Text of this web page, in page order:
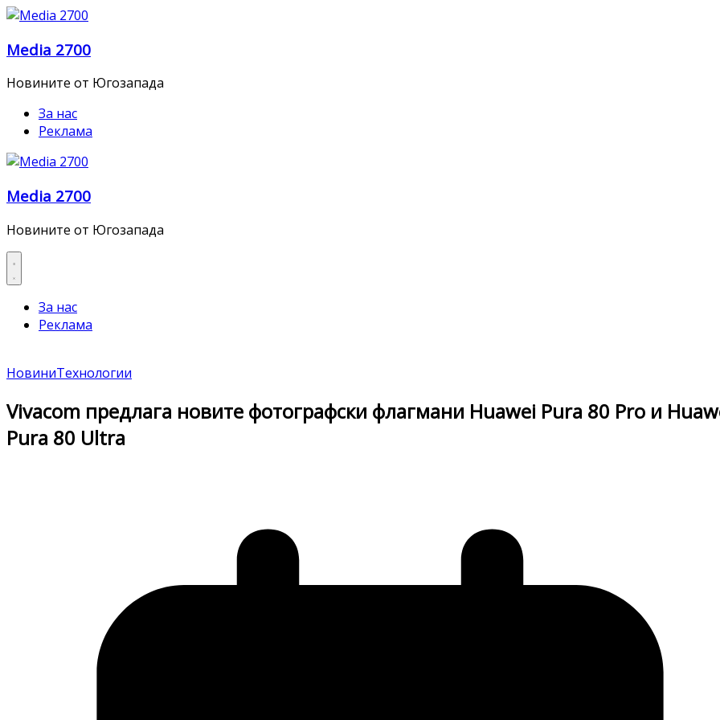
Skip
content
Media 2700
Новините от Югозапада
За нас
Реклама
Media 2700
Новините от Югозапада
За нас
Реклама
НовиниТехнологии
Vivacom предлага новите фотографски флагмани Huawei Pura 80 Pro и
Pura 80 Ultra